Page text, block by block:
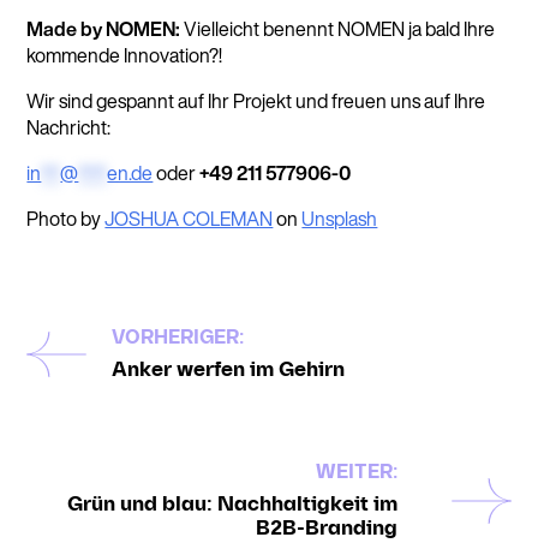
Made by NOMEN:Vielleicht benennt NOMEN ja bald Ihre
kommende Innovation?!
Wir sind gespannt auf Ihr Projekt und freuen uns auf Ihre
Nachricht:
in **@ ***en.deoder+49 211 577906-0
Photo byJOSHUA COLEMANonUnsplash
VORHERIGER:
Anker werfen im Gehirn
WEITER:
Grün und blau: Nachhaltigkeit im
B2B-Branding